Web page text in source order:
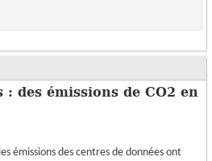
: des émissions de CO2 en
émissions des centres de données ont